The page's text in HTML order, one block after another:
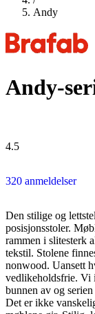
Andy
Andy-
4.5
320 anmeldelser
Den stilige og
posisjonsstoler.
rammen i slitesterk
tekstil. Stolene
nonwood. Uansett
vedlikeholdsfrie. Vi
bunnen av og
Det er ikke